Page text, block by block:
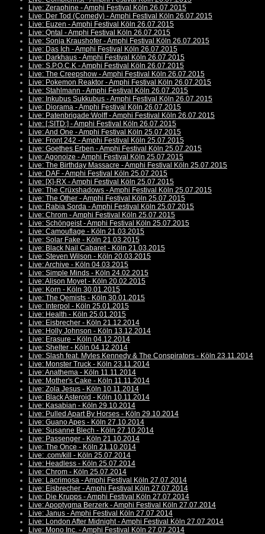
Live: Zeraphine - Amphi Festival Köln 26.07.2015
Live: Der Tod (Comedy) - Amphi Festival Köln 26.07.2015
Live: Euzen - Amphi Festival Köln 26.07.2015
Live: Qntal - Amphi Festival Köln 26.07.2015
Live: Sonja Kraushofer - Amphi Festival Köln 26.07.2015
Live: Das Ich - Amphi Festival Köln 26.07.2015
Live: Darkhaus - Amphi Festival Köln 26.07.2015
Live: S.P.O.C.K - Amphi Festival Köln 26.07.2015
Live: The Creepshow - Amphi Festival Köln 26.07.2015
Live: Pokemon Reaktor - Amphi Festival Köln 26.07.2015
Live: Stahlmann - Amphi Festival Köln 26.07.2015
Live: Inkubus Sukkubus - Amphi Festival Köln 26.07.2015
Live: Diorama - Amphi Festival Köln 26.07.2015
Live: Patenbrigade:Wolff - Amphi Festival Köln 26.07.2015
Live: [:SITD:] - Amphi Festival Köln 26.07.2015
Live: And One - Amphi Festival Köln 25.07.2015
Live: Front 242 - Amphi Festival Köln 25.07.2015
Live: Goethes Erben - Amphi Festival Köln 25.07.2015
Live: Agonoize - Amphi Festival Köln 25.07.2015
Live: The Birthday Massacre - Amphi Festival Köln 25.07.2015
Live: DAF - Amphi Festival Köln 25.07.2015
Live: [X]-RX - Amphi Festival Köln 25.07.2015
Live: The Crüxshadows - Amphi Festival Köln 25.07.2015
Live: The Other - Amphi Festival Köln 25.07.2015
Live: Rabia Sorda - Amphi Festival Köln 25.07.2015
Live: Chrom - Amphi Festival Köln 25.07.2015
Live: Schöngeist - Amphi Festival Köln 25.07.2015
Live: Camouflage - Köln 21.03.2015
Live: Solar Fake - Köln 21.03.2015
Live: Black Nail Cabaret - Köln 21.03.2015
Live: Steven Wilson - Köln 20.03.2015
Live: Archive - Köln 04.03.2015
Live: Simple Minds - Köln 24.02.2015
Live: Alison Moyet - Köln 20.02.2015
Live: Korn - Köln 30.01.2015
Live: The Qemists - Köln 30.01.2015
Live: Interpol - Köln 25.01.2015
Live: Health - Köln 25.01.2015
Live: Eisbrecher - Köln 21.12.2014
Live: Holly Johnson - Köln 13.12.2014
Live: Erasure - Köln 04.12.2014
Live: Shelter - Köln 04.12.2014
Live: Slash feat. Myles Kennedy & The Conspirators - Köln 23.11.2014
Live: Monster Truck - Köln 23.11.2014
Live: Anathema - Köln 11.11.2014
Live: Mother's Cake - Köln 11.11.2014
Live: Zola Jesus - Köln 10.11.2014
Live: Black Asteroid - Köln 10.11.2014
Live: Kasabian - Köln 29.10.2014
Live: Pulled Apart By Horses - Köln 29.10.2014
Live: Guano Apes - Köln 27.10.2014
Live: Susanne Blech - Köln 27.10.2014
Live: Passenger - Köln 21.10.2014
Live: The Once - Köln 21.10.2014
Live: .com/kill - Köln 25.07.2014
Live: Headless - Köln 25.07.2014
Live: Chrom - Köln 25.07.2014
Live: Lacrimosa - Amphi Festival Köln 27.07.2014
Live: Eisbrecher - Amphi Festival Köln 27.07.2014
Live: Die Krupps - Amphi Festival Köln 27.07.2014
Live: Apoptygma Berzerk - Amphi Festival Köln 27.07.2014
Live: Janus - Amphi Festival Köln 27.07.2014
Live: London After Midnight - Amphi Festival Köln 27.07.2014
Live: Mono Inc. - Amphi Festival Köln 27.07.2014